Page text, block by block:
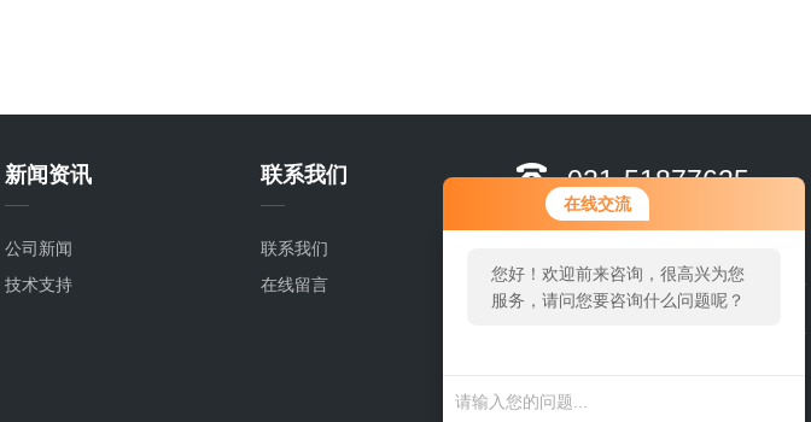
在线交流
您好！欢迎前来咨询，很高兴为您
服务，请问您要咨询什么问题呢？
新闻资讯
公司新闻
技术支持
联系我们
联系我们
在线留言
021-51877625-
8628